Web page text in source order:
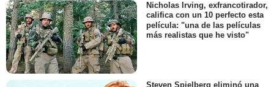
Nicholas Irving, exfrancotirador,
califica con un 10 perfecto esta
película: "una de las películas
más realistas que he visto"
Steven Spielberg eliminó una